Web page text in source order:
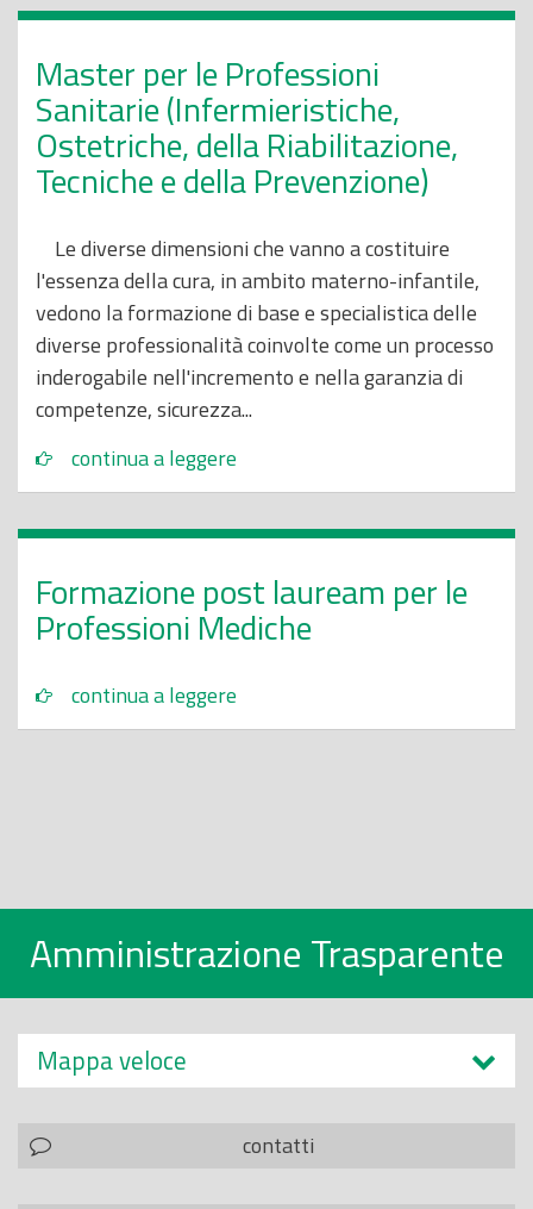
Master per le Professioni
Sanitarie (Infermieristiche,
Ostetriche, della Riabilitazione,
Tecniche e della Prevenzione)
Le diverse dimensioni che vanno a costituire
l'essenza della cura, in ambito materno-infantile,
vedono la formazione di base e specialistica delle
diverse professionalità coinvolte come un processo
inderogabile nell'incremento e nella garanzia di
competenze, sicurezza...
continua a leggere
Formazione post lauream per le
Professioni Mediche
continua a leggere
Amministrazione Trasparente
Mappa veloce
contatti